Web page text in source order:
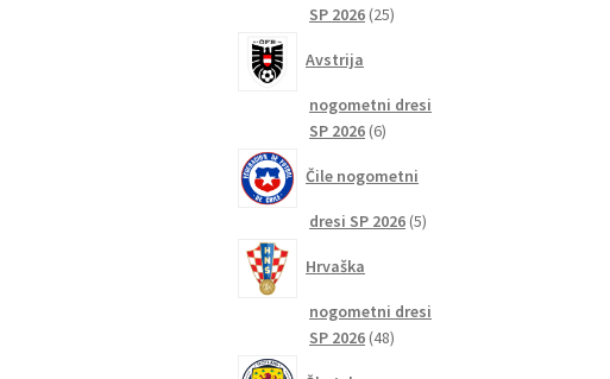
SP 2026 2525
Avstrija
nogometni dresi
SP 2026 66
Čile nogometni
dresi SP 2026 55
Hrvaška
nogometni dresi
SP 2026 4848